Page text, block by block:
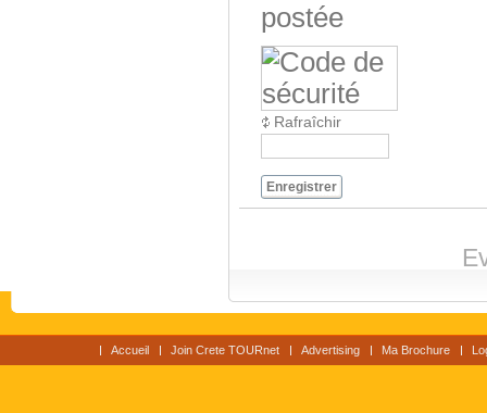
postée
Rafraîchir
Enregistrer
Accueil Join Crete TOURnet Advertising Ma Brochure